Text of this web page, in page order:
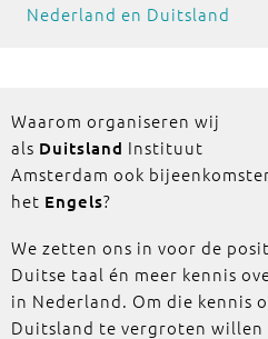
Nederland en Duitsland
Waarom organiseren wij
als Duitsland Instituut
Amsterdam ook
het Engels?
We zetten ons in voor de
Duitse taal én meer kennis
in Nederland. Om die kennis
Duitsland te vergroten willen